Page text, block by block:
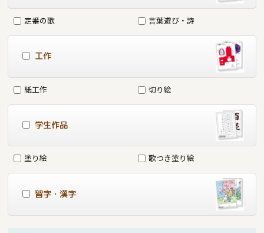
定番の歌 言葉遊び・詩
工作
紙工作 切り絵
学生作品
塗り絵 歌つき塗り絵
習字・漢字